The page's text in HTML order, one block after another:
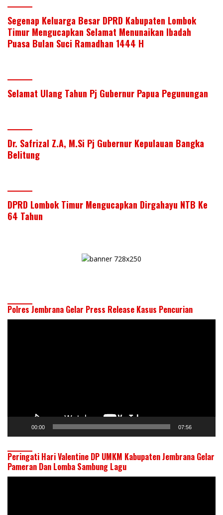
Segenap Keluarga Besar DPRD Kabupaten Lombok
Timur Mengucapkan Selamat Menunaikan Ibadah
Puasa Bulan Suci Ramadhan 1444 H
Selamat Ulang Tahun Pj Gubernur Papua Pegunungan
Dr. Safrizal Z.A, M.Si Pj Gubernur Kepulauan Bangka
Belitung
DPRD Lombok Timur Mengucapkan Dirgahayu NTB Ke
64 Tahun
Polres Jembrana Gelar Press Release Kasus Pencurian
00:00 07:56
Peringati Hari Valentine DP UMKM Kabupaten Jembrana Gelar
Pameran Dan Lomba Sambung Lagu